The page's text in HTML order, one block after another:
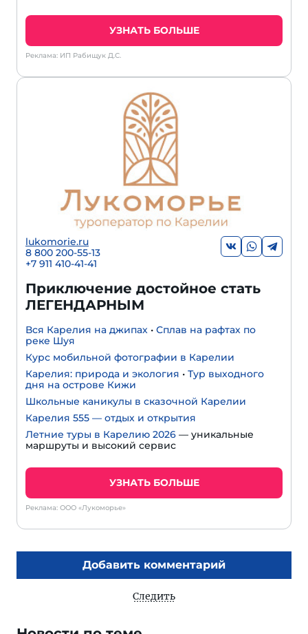
УЗНАТЬ БОЛЬШЕ
Реклама: ИП Рабищук Д.С.
lukomorie.ru
8 800 200-55-13
+7 911 410-41-41
Приключение достойное стать
ЛЕГЕНДАРНЫМ
Вся Карелия на джипах • Сплав на рафтах по
реке Шуя
Курс мобильной фотографии в Карелии
Карелия: природа и экология • Тур выходного
дня на острове Кижи
Школьные каникулы в сказочной Карелии
Карелия 555 — отдых и открытия
Летние туры в Карелию 2026 — уникальные
маршруты и высокий сервис
УЗНАТЬ БОЛЬШЕ
Реклама: ООО «Лукоморье»
Добавить комментарий
Следить